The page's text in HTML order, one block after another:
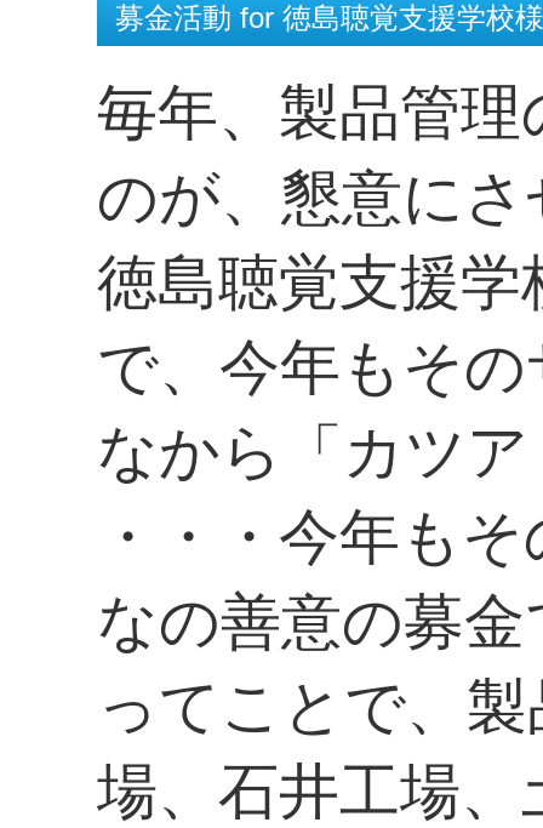
募金活動 for 徳島聴覚支援学校
毎年、製品管
のが、懇意に
徳島聴覚支援
で、今年もそ
なから「カツ
・・・今年も
なの善意の募
ってことで、
場、石井工場